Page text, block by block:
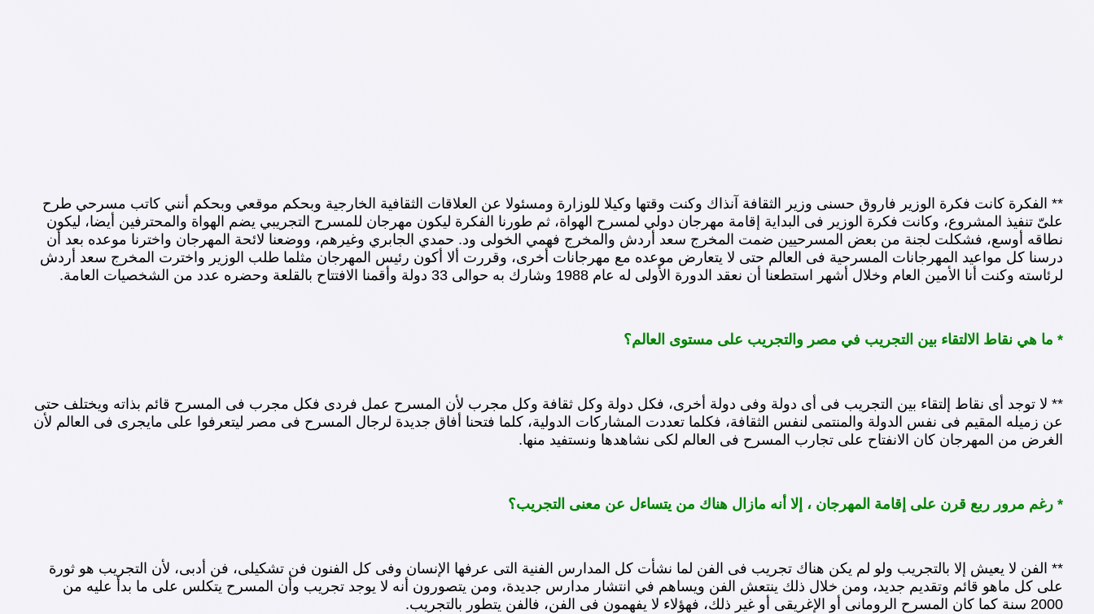
** الفكرة كانت فكرة الوزير فاروق حسنى وزير الثقافة آنذاك وكنت وقتها وكيلا للوزارة ومسئولا عن العلاقات الثقافية الخارجية وبحكم موقعي وبحكم أنني كاتب مسرحي طرح
علىّ تنفيذ المشروع، وكانت فكرة الوزير فى البداية إقامة مهرجان دولي لمسرح الهواة، ثم طورنا الفكرة ليكون مهرجان للمسرح التجريبي يضم الهواة والمحترفين أيضا، ليكون
نطاقه أوسع، فشكلت لجنة من بعض المسرحيين ضمت المخرج سعد أردش والمخرج فهمي الخولى ود. حمدي الجابري وغيرهم، ووضعنا لائحة المهرجان واخترنا موعده بعد أن
درسنا كل مواعيد المهرجانات المسرحية فى العالم حتى لا يتعارض موعده مع مهرجانات أخرى، وقررت ألا أكون رئيس المهرجان مثلما طلب الوزير واخترت المخرج سعد أردش
لرئاسته وكنت أنا الأمين العام وخلال أشهر استطعنا أن نعقد الدورة الأولى له عام 1988 وشارك به حوالى 33 دولة وأقمنا الافتتاح بالقلعة وحضره عدد من الشخصيات العامة.
* ما هي نقاط الالتقاء بين التجريب في مصر والتجريب على مستوى العالم؟
** لا توجد أى نقاط إلتقاء بين التجريب فى أى دولة وفى دولة أخرى، فكل دولة وكل ثقافة وكل مجرب لأن المسرح عمل فردى فكل مجرب فى المسرح قائم بذاته ويختلف حتى
عن زميله المقيم فى نفس الدولة والمنتمى لنفس الثقافة، فكلما تعددت المشاركات الدولية، كلما فتحنا أفاق جديدة لرجال المسرح فى مصر ليتعرفوا على مايجرى فى العالم لأن
الغرض من المهرجان كان الانفتاح على تجارب المسرح فى العالم لكى نشاهدها ونستفيد منها.
* رغم مرور ربع قرن على إقامة المهرجان ، إلا أنه مازال هناك من يتساءل عن معنى التجريب؟
** الفن لا يعيش إلا بالتجريب ولو لم يكن هناك تجريب فى الفن لما نشأت كل المدارس الفنية التى عرفها الإنسان وفى كل الفنون فن تشكيلى، فن أدبى، لأن التجريب هو ثورة
على كل ماهو قائم وتقديم جديد، ومن خلال ذلك ينتعش الفن ويساهم في انتشار مدارس جديدة، ومن يتصورون أنه لا يوجد تجريب وأن المسرح يتكلس على ما بدأ عليه من
2000 سنة كما كان المسرح الرومانى أو الإغريقى أو غير ذلك، فهؤلاء لا يفهمون فى الفن، فالفن يتطور بالتجريب.